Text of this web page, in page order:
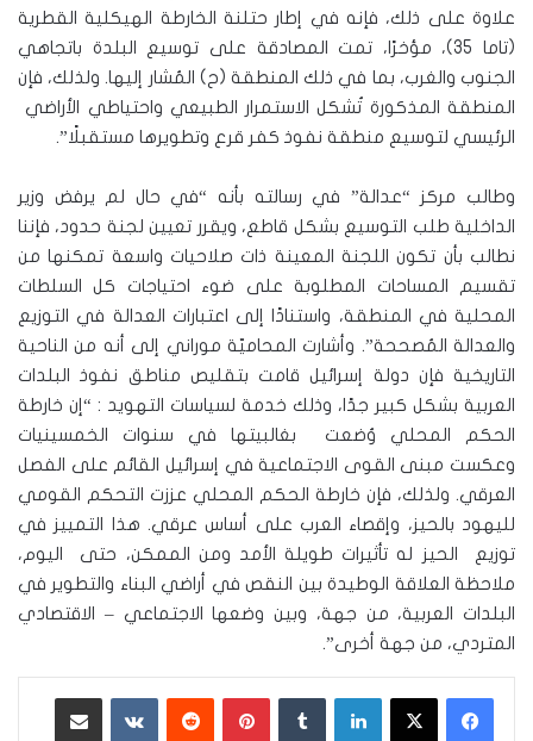
علاوة على ذلك، فإنه في إطار حتلنة الخارطة الهيكلية القطرية
(تاما 35)، مؤخرًا، تمت المصادقة على توسيع البلدة باتجاهي
الجنوب والغرب، بما في ذلك المنطقة (ح) المُشار إليها. ولذلك، فإن
المنطقة المذكورة تُشكل الاستمرار الطبيعي واحتياطي الأراضي
الرئيسي لتوسيع منطقة نفوذ كفر قرع وتطويرها مستقبلًا”.
وطالب مركز “عدالة” في رسالته بأنه “في حال لم يرفض وزير
الداخلية طلب التوسيع بشكل قاطع، ويقرر تعيين لجنة حدود، فإننا
نطالب بأن تكون اللجنة المعينة ذات صلاحيات واسعة تمكنها من
تقسيم المساحات المطلوبة على ضوء احتياجات كل السلطات
المحلية في المنطقة، واستنادًا إلى اعتبارات العدالة في التوزيع
والعدالة المُصححة”. وأشارت المحاميّة موراني إلى أنه من الناحية
التاريخية فإن دولة إسرائيل قامت بتقليص مناطق نفوذ البلدات
العربية بشكل كبير جدًا، وذلك خدمة لسياسات التهويد : “إن خارطة
الحكم المحلي وُضعت بغالبيتها في سنوات الخمسينيات
وعكست مبنى القوى الاجتماعية في إسرائيل القائم على الفصل
العرقي. ولذلك، فإن خارطة الحكم المحلي عززت التحكم القومي
لليهود بالحيز، وإقصاء العرب على أساس عرقي. هذا التمييز في
توزيع الحيز له تأثيرات طويلة الأمد ومن الممكن، حتى اليوم،
ملاحظة العلاقة الوطيدة بين النقص في أراضي البناء والتطوير في
البلدات العربية، من جهة، وبين وضعها الاجتماعي – الاقتصادي
المتردي، من جهة أخرى”.
لينكدإن بينتيريست ‏VKontakte